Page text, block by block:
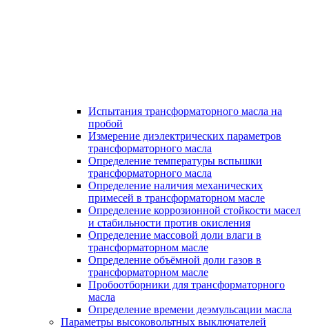
Испытания трансформаторного масла на
пробой
Измерение диэлектрических параметров
трансформаторного масла
Определение температуры вспышки
трансформаторного масла
Определение наличия механических
примесей в трансформаторном масле
Определение коррозионной стойкости масел
и стабильности против окисления
Определение массовой доли влаги в
трансформаторном масле
Определение объёмной доли газов в
трансформаторном масле
Пробоотборники для трансформаторного
масла
Определение времени деэмульсации масла
Параметры высоковольтных выключателей